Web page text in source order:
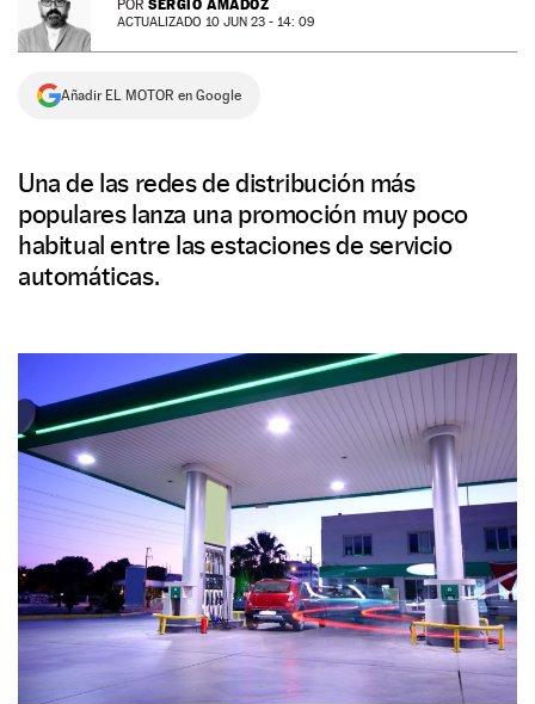
NEWSLETTER
SÍGUENOS
POR SERGIO AMADOZ
ACTUALIZADO 10 JUN 23 - 14: 09
Añadir EL MOTOR en Google
Una de las redes de distribución más
populares lanza una promoción muy poco
habitual entre las estaciones de servicio
automáticas.